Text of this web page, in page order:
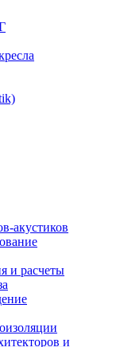
акустиков
и расчеты
и